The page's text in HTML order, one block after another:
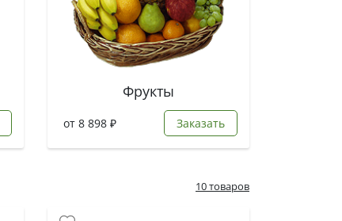
Фрукты
от 8 898 ₽ Заказать
10 товаров